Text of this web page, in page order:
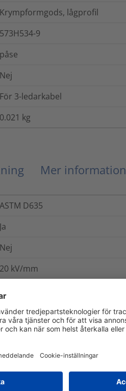
Krympformgods, lågprofil
573H534-9
påse
Nej
För 3-ledarkabel
0.021 kg
Mer information
ASTM D635
Ja
Nej
20 kV/mm
+100 °C
5 år
Ja